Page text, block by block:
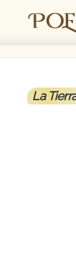
La